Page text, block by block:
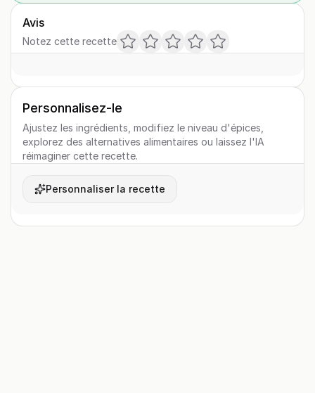
Avis
Notez cette recette
Personnalisez-le
Ajustez les ingrédients, modifiez le niveau d'épices,
explorez des alternatives alimentaires ou laissez l'IA
réimaginer cette recette.
Personnaliser la recette